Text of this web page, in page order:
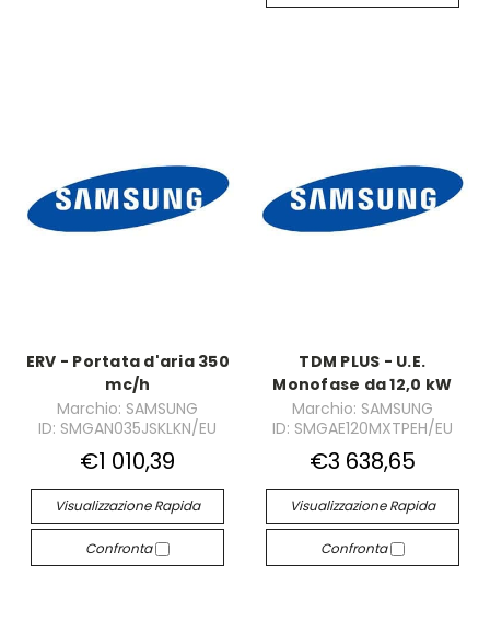
ERV - Portata d'aria 350
mc/h
Marchio: SAMSUNG
ID: SMGAN035JSKLKN/EU
€1 010,39
Visualizzazione Rapida
Confronta
TDM PLUS - U.E.
Monofase da 12,0 kW
Marchio: SAMSUNG
ID: SMGAE120MXTPEH/EU
€3 638,65
Visualizzazione Rapida
Confronta